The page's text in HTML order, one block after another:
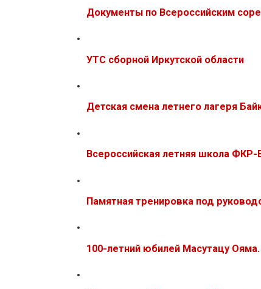
Документы по Всероссийским
УТС сборной Иркутской области
Детская смена летнего лагеря
Всероссийская летняя школа ФКР-
Памятная тренировка под
100-летний юбилей Масутацу